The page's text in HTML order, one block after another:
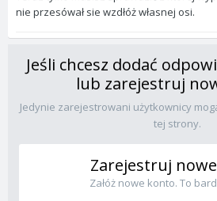
nie przesówał sie wzdłóż własnej osi.
Jeśli chcesz dodać
lub zarejestruj
Jedynie zarejestrowani użytkownicy
tej strony.
Zarejestruj
Załóż nowe konto. To